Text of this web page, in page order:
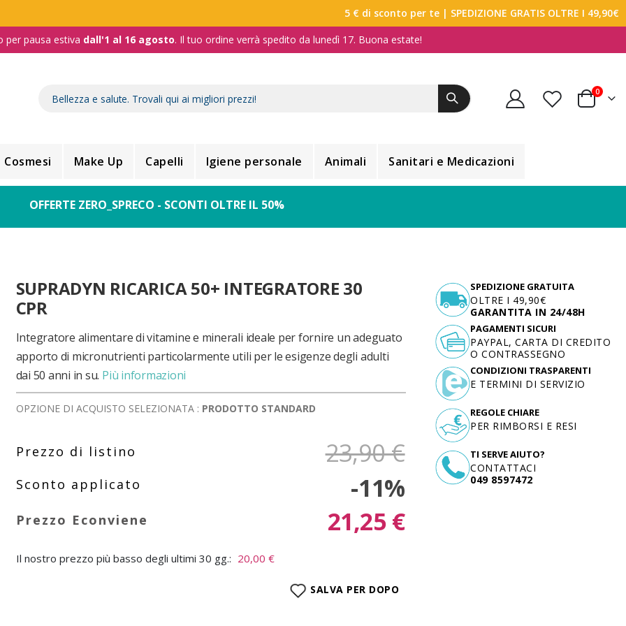
5 € di sconto per te | SPEDIZIONE GRATIS OLTRE I 49,90€
per pausa estiva dall'1 al 16 agosto. Il tuo ordine verrà spedito da lunedì 17. Buona estate!
Carrello
0
Cosmesi Make Up Capelli Igiene personale Animali Sanitari e Medicazioni
OFFERTE ZERO_SPRECO - SCONTI OLTRE IL 50%
SUPRADYN RICARICA 50+ INTEGRATORE 30
CPR
Integratore alimentare di vitamine e minerali ideale per fornire un adeguato
apporto di micronutrienti particolarmente utili per le esigenze degli adulti
dai 50 anni in su. Più informazioni
OPZIONE DI ACQUISTO SELEZIONATA : PRODOTTO STANDARD
23,90 €
-11%
21,25 €
Il nostro prezzo più basso degli ultimi 30 gg.: 20,00 €
SALVA PER DOPO
SPEDIZIONE GRATUITA
OLTRE I 49,90€
GARANTITA IN 24/48H
TI SERVE AIUTO?
CONTATTACI
049 8597472
PAGAMENTI SICURI
PAYPAL, CARTA DI CREDITO
O CONTRASSEGNO
CONDIZIONI TRASPARENTI
E TERMINI DI SERVIZIO
REGOLE CHIARE
PER RIMBORSI E RESI